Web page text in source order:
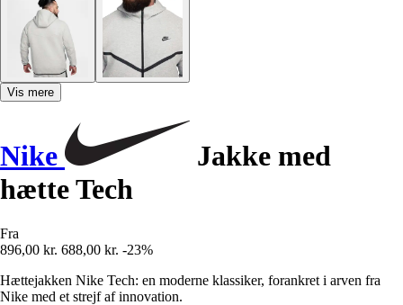
Vis mere
Nike
Jakke med
hætte Tech
Fra
896,00 kr. 688,00 kr. -23%
Hættejakken Nike Tech: en moderne klassiker, forankret i arven fra
Nike med et strejf af innovation.